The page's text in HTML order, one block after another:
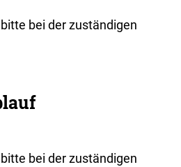
bei der zuständigen
bei der zuständigen